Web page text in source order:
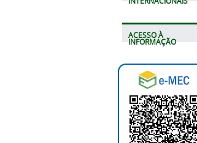
ACESSO À
INFORMAÇÃO